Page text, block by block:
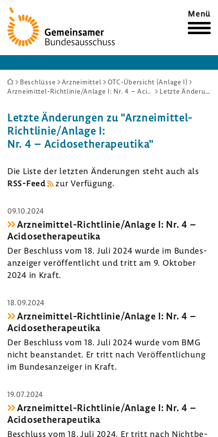
Zur
Startseite
Menü
Sie
sind
Beschlüsse Arzneimittel
OTC-Übersicht (Anlage I)
Arzneimittel-Richtlinie/Anlage I: Nr. 4 – Acidosetherapeutika
Letzte Änderungen
Letzte Ände­rungen zu "Arzneimittel-​
Richtlinie/Anlage I:
Nr. 4 – Acido­se­the­ra­peu­tika"
Die Liste der letzten Ände­rungen steht auch als
RSS-​Feed
zur Verfü­gung.
09.10.2024
Arzneimittel-​Richtlinie/Anlage I: Nr. 4 –
Acido­se­the­ra­peu­tika
Der Beschluss vom 18. Juli 2024 wurde im Bundes­
an­zeiger veröf­fent­licht und tritt am 9. Oktober
2024 in Kraft.
18.09.2024
Arzneimittel-​Richtlinie/Anlage I: Nr. 4 –
Acido­se­the­ra­peu­tika
Der Beschluss vom 18. Juli 2024 wurde vom BMG
nicht bean­standet. Er tritt nach Veröf­fent­li­chung
im Bundes­an­zeiger in Kraft.
19.07.2024
Arzneimittel-​Richtlinie/Anlage I: Nr. 4 –
Acido­se­the­ra­peu­tika
Beschluss vom 18. Juli 2024. Er tritt nach Nicht­be­